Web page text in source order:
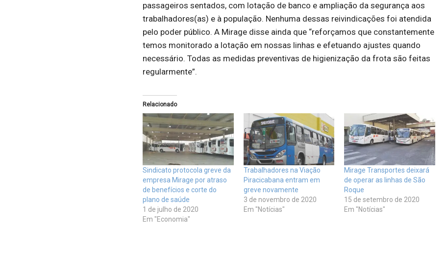
passageiros sentados, com lotação de banco e ampliação da segurança aos
trabalhadores(as) e à população. Nenhuma dessas reivindicações foi atendida
pelo poder público. A Mirage disse ainda que “reforçamos que constantemente
temos monitorado a lotação em nossas linhas e efetuando ajustes quando
necessário. Todas as medidas preventivas de higienização da frota são feitas
regularmente”.
Relacionado
Sindicato protocola greve da
empresa Mirage por atraso
de benefícios e corte do
plano de saúde
1 de julho de 2020
Em "Economia"
Trabalhadores na Viação
Piracicabana entram em
greve novamente
3 de novembro de 2020
Em "Notícias"
Mirage Transportes deixará
de operar as linhas de São
Roque
15 de setembro de 2020
Em "Notícias"